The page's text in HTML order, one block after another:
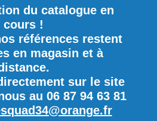
du catalogue en
cours !
références restent
en magasin et à
sur le site
au 06 87 94 63 81